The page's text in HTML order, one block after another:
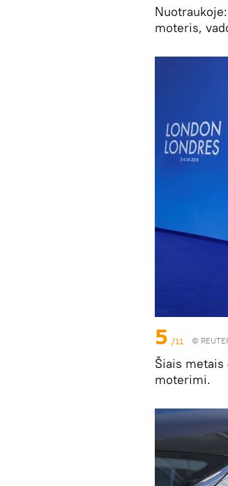
moteris,
5 /11 ©
Šiais
moterimi.